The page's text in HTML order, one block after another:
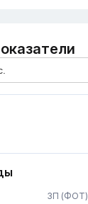
ЗП (ФОТ)